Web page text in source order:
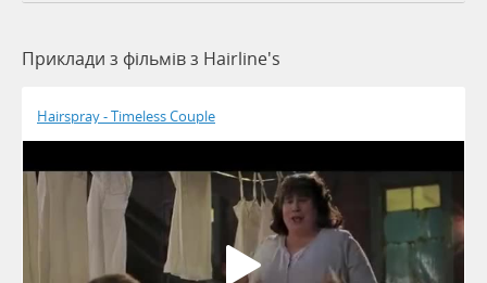
Приклади з фільмів з Hairline's
Hairspray - Timeless Couple